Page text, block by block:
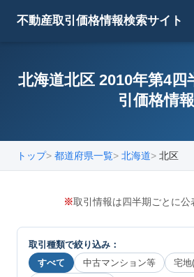
不動産取引価格情報検索サイト
北海道北区 2010年第4四
引価格情報
トップ 都道府県一覧 北海道 北区
※取引情報は四半期ごとに公
取引種類で絞り込み：
すべて
中古マンション等
宅地